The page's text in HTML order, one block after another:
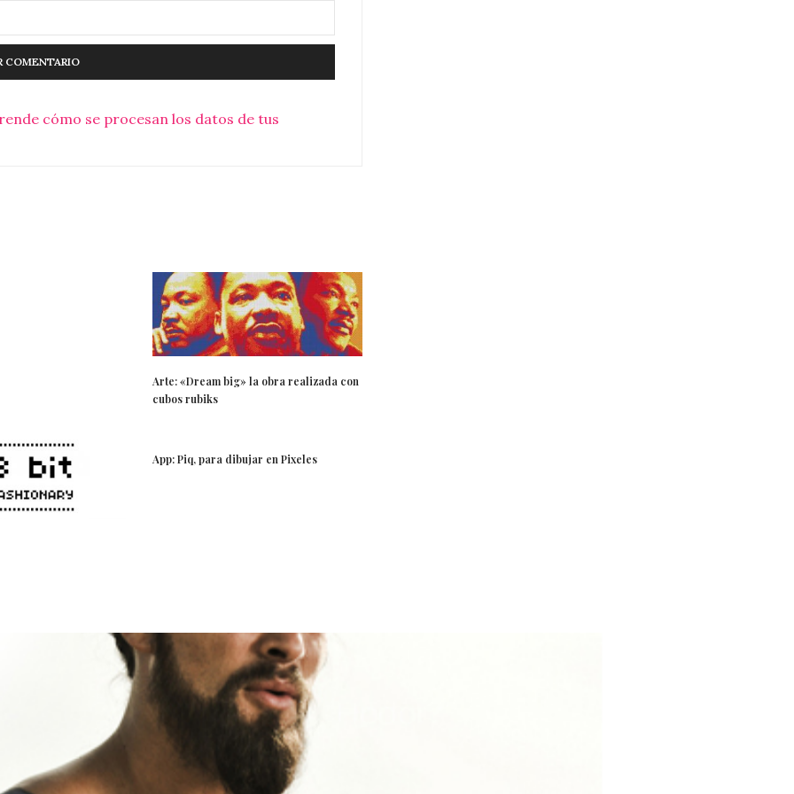
cómo se procesan los datos de tus
Arte: «Dream big» la obra realizada con
cubos rubiks
App: Piq, para dibujar en Pixeles